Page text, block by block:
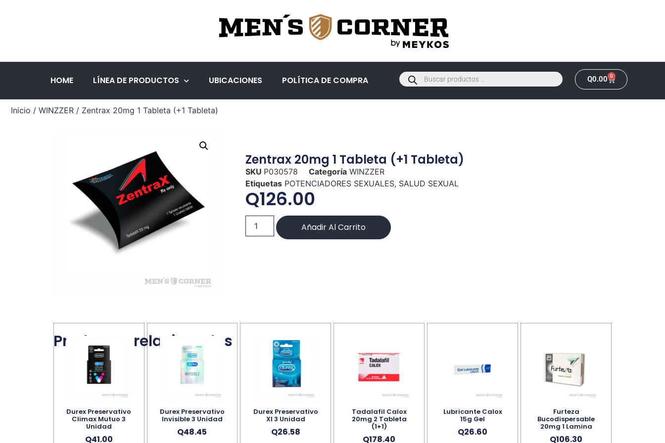
HOME LÍNEA DE PRODUCTOS UBICACIONES POLÍTICA DE COMPRA Q0.00 0
Inicio / WINZZER / Zentrax 20mg 1 Tableta (+1 Tableta)
Zentrax 20mg 1 Tableta (+1 Tableta)
SKU P030578 Categoría WINZZER
Etiquetas POTENCIADORES SEXUALES, SALUD SEXUAL
Q126.00
Añadir Al Carrito
Productos relacionados
Durex Preservativo
Climax Mutuo 3
Unidad
Q41.00
Durex Preservativo
Invisible 3 Unidad
Q48.45
Durex Preservativo
Xl 3 Unidad
Q26.58
Tadalafil Calox
20mg 2 Tableta
(1+1)
Q178.40
Lubricante Calox
15g Gel
Q26.60
Furteza
Bucodispersable
20mg 1 Lamina
Q106.30